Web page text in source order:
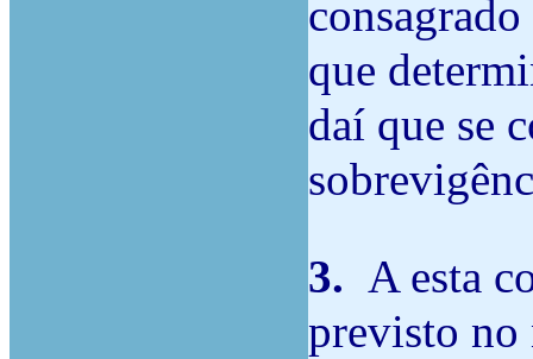
que
daí que se
3. A esta
previsto no